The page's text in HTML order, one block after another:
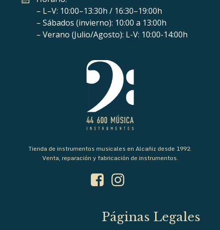
– L–V: 10:00–13:30h / 16:30–19:00h
– Sábados (invierno): 10:00 a 13:00h
– Verano (Julio/Agosto): L-V: 10:00-14:00h
Tienda de instrumentos musicales en Alcañiz desde 1992.
Venta, reparación y fabricación de instrumentos.
Páginas Legales